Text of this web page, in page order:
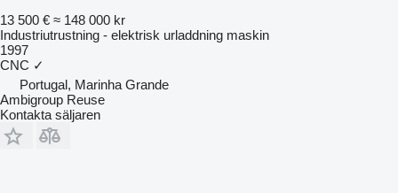
13 500 € ≈ 148 000 kr
Industriutrustning - elektrisk urladdning maskin
1997
CNC ✓
Portugal, Marinha Grande
Ambigroup Reuse
Kontakta säljaren